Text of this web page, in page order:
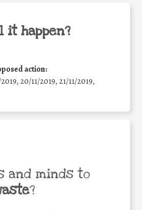
it happen?
action:
20/11/2019, 21/11/2019,
and minds to
?